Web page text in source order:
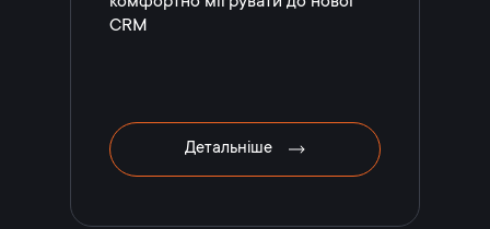
CRM
Детальніше